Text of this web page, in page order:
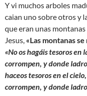
Y vi muchos arboles
caian uno sobre otros y
que eran unas
Jesus, «Las montanas
«No os hagáis tesoros
corrompen, y donde
haceos tesoros en el
corrompen, y donde